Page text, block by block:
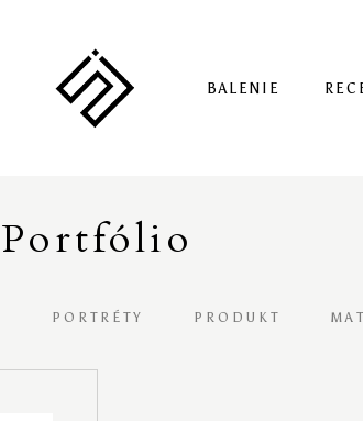
BALENIE
Portfólio
PORTRÉTY PRODUKT